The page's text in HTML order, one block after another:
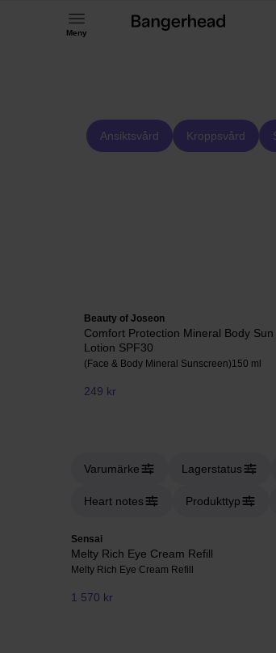
Meny
Ansiktsvård Kroppsvård
Beauty of Joseon
Comfort Protection Mineral Body Sun
Lotion SPF30
(Face & Body Mineral Sunscreen)150 ml
249 kr
Varumärke Lagerstatus
Heart notes Produkttyp
Sensai
Melty Rich Eye Cream Refill
Melty Rich Eye Cream Refill
1 570 kr